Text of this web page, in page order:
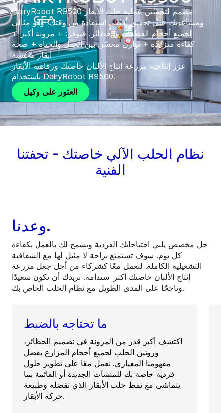
DairyRobot R9500 مصمم لتحسين عملية حلب الأبقار
ومساعدتك على تحقيق أقصى استفادة من وقتك، وهو مثالي
لجميع أحجام القطعان والحظائر. فيوفر: + مرونة أكبر +
كفاءة متزايدة + توازن محسّن بين العمل والحياة + صحة
أبقار محسنة
عزز إنتاجية مزرعة إنتاج الألبان خاصتك ورفاهية الأبقار
باستخدام DairyRobot R9500.
العثور على وكيل
نظام الحلب الآلي خاصتك - تحفتنا
الفنية
وعدنا.
حل مخصص يلبي احتياجاتك الفردية ويسمح لك بالعمل بكفاءة
كل يوم. سوف تستمتع براحة لا مثيل لها مع الشفافية
التشغيلية الكاملة. لنعمل معًا كشركاء من أجل جعل مزرعة
إنتاج الألبان خاصتك أكثر استدامة. نريدك أن تكون سعيدًا
وناجحًا على المدى الطويل مع نظام الحلب الخاص بك.
ما تحتاجه بالضبط
اكتشف أكبر قدر من المرونة في تصميم الحظائر،
وروتين الحلب لجميع أحجام المزارع بفضل
مفهومنا المعياري. نعمل معًا على تطوير حلول
فردية خاصة بك للمنشآت الجديدة أو القائمة بما
يتماشى مع نمط حلب الأبقار الذي تفضله وطبيعة
حركة الأبقار.